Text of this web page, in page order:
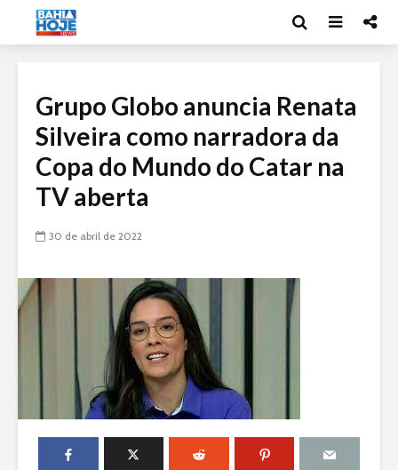
Grupo Globo anuncia Renata
Silveira como narradora da
Copa do Mundo do Catar na
TV aberta
30 de abril de 2022